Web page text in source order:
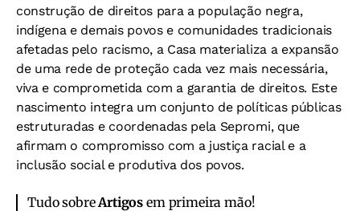
construção de direitos para a população negra,
indígena e demais povos e comunidades tradicionais
afetadas pelo racismo, a Casa materializa a expansão
de uma rede de proteção cada vez mais necessária,
viva e comprometida com a garantia de direitos. Este
nascimento integra um conjunto de políticas públicas
estruturadas e coordenadas pela Sepromi, que
afirmam o compromisso com a justiça racial e a
inclusão social e produtiva dos povos.
Tudo sobreArtigos em primeira mão!